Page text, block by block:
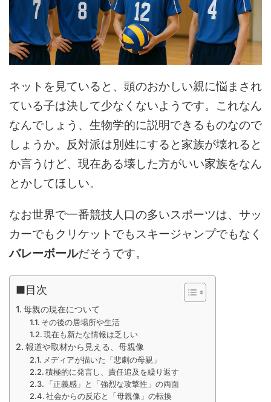
ネットを見ていると、頭のおかしい親に悩まされ
ている子は決して少なくないようです。これなん
なんでしょう、生物学的に説明できるものなので
しょうか。反対派は別姓にすると家族が壊れると
か言うけど、現在ある壊した方がいい家族をなん
とかしてほしい。
なお世界で一番競技人口の多いスポーツは、サッ
カーでもクリケットでもスキージャンプでもなく
バレーボールだそうです。
■目次
母親の現在について
その後の居場所や生活
現在も新たな情報は乏しい
報道や取材から見える、母親像
メディアが描いた「悲劇の母親」
積極的に発言し、責任追及を繰り返す
「正義感」と「強烈な攻撃性」の両面
社会からの反応と「母親像」の転換